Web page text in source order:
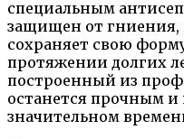
специальным
защищен от гниения,
сохраняет свою
протяжении долгих
построенный из
останется прочным
значительном